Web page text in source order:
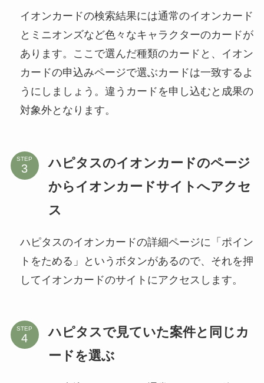
イオンカードの検索結果には通常のイオンカード
とミニオンズなど色々なキャラクターのカードが
あります。ここで選んだ種類のカードと、イオン
カードの申込みページで選ぶカードは一致するよ
うにしましょう。違うカードを申し込むと成果の
対象外となります。
STEP
ハピタスのイオンカードのページ
からイオンカードサイトへアクセ
ス
ハピタスのイオンカードの詳細ページに「ポイン
トをためる」というボタンがあるので、それを押
してイオンカードのサイトにアクセスします。
STEP
ハピタスで見ていた案件と同じカ
ードを選ぶ